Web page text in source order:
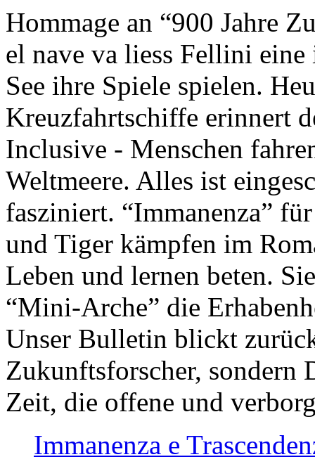
Hommage an “900 Jahre
el nave va liess Fellini
See ihre Spiele spielen.
Kreuzfahrtschiffe erinnert
Inclusive - Menschen
Weltmeere. Alles ist
fasziniert. “Immanenza”
und Tiger kämpfen im
Leben und lernen beten.
“Mini-Arche” die
Unser Bulletin blickt
Zukunftsforscher, sondern
Zeit, die offene und
Immanenza e